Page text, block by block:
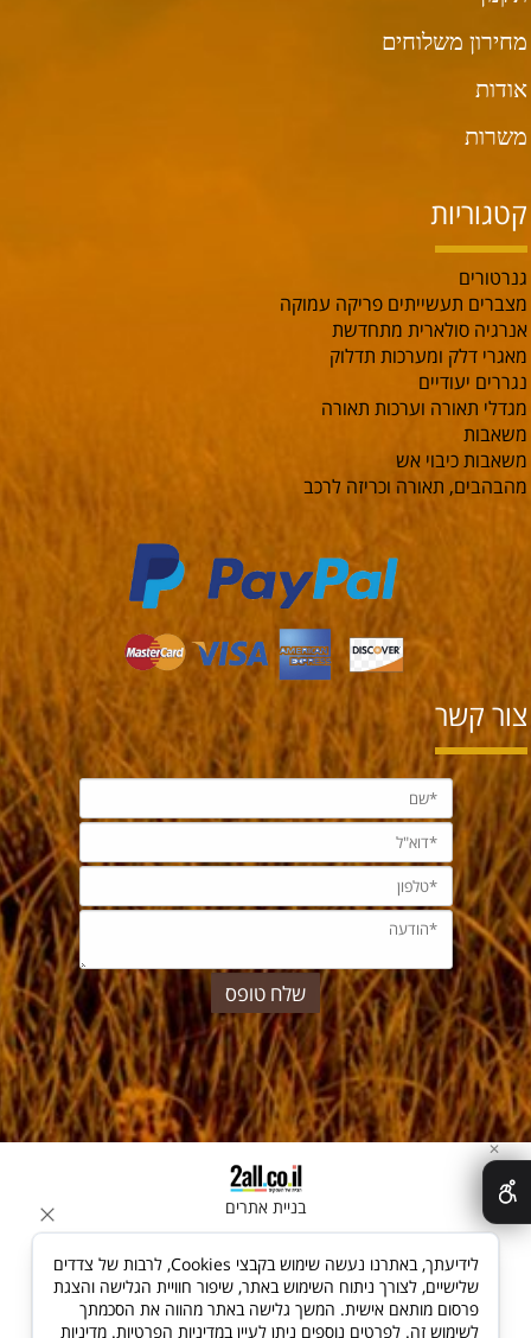
מחירון משלוחים
אודות
משרות
קטגוריות
גנרטורים
מצברים תעשייתים פריקה עמוקה
אנרגיה סולארית מתחדשת
מאגרי דלק ומערכות תדלוק
נגררים יעודיים
מגדלי תאורה וערכות תאורה
משאבות
משאבות כיבוי אש
מהבהבים, תאורה וכריזה לרכב
צור קשר
בניית אתרים
✕
לידיעתך, באתרנו נעשה שימוש בקבצי Cookies, לרבות של צדדים
שלישיים, לצורך ניתוח השימוש באתר, שיפור חוויית הגלישה והצגת
פרסום מותאם אישית. המשך גלישה באתר מהווה את הסכמתך
לשימוש זה. לפרטים נוספים ניתן לעיין במדיניות הפרטיות. מדיניות